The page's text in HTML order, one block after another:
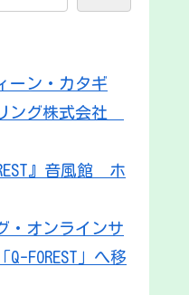
ン・カタギ
ング株式会社
』音風館 ホ
・オンラインサ
Q-FOREST」へ移